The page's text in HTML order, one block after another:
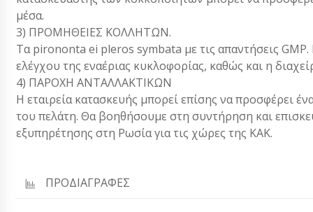
μέσα.
3) ΠΡΟΜΗΘΕΙΕΣ ΚΟΛΛΗΤΩΝ.
Τα pirononta ei pleros symbata με τις απαντήσεις
ελέγχου της εναέριας κυκλοφορίας, καθώς και η
4) ΠΑΡΟΧΗ ΑΝΤΑΛΛΑΚΤΙΚΩΝ
Η εταιρεία κατασκευής μπορεί επίσης να προσφέρει
του πελάτη. Θα βοηθήσουμε στη συντήρηση και
εξυπηρέτησης στη Ρωσία για τις χώρες της ΚΑΚ.
ΠΡΟΔΙΑΓΡΑΦΕΣ